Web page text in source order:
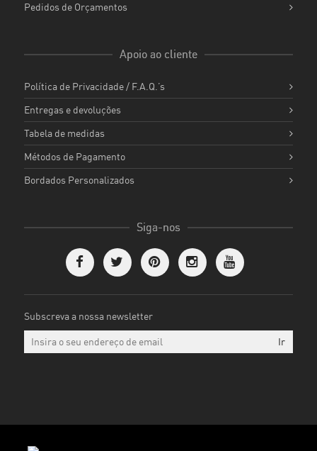
Pedidos de Orçamentos
Apoio ao cliente
Política de Privacidade / F.A.Q.’s
Entregas e devoluções
Tabela de medidas
Métodos de Pagamento
Bordados Personalizados
Siga-nos
Subscreva a nossa newsletter
Ir